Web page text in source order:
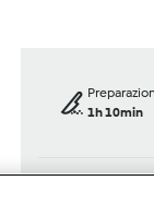
1h 10min